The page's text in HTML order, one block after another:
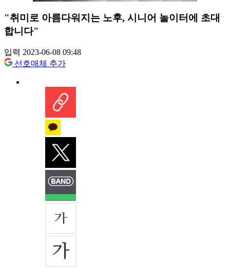
"취미로 아름다워지는 노후, 시니어 놀이터에 초대
합니다"
입력 2023-06-08 09:48
선호매체 추가